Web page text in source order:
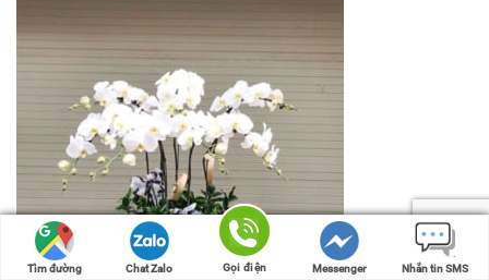
Tìm đường Chat Zalo Gọi điện Messenger Nhắn tin SMS
Tìm đường Chat Zalo Gọi điện Messenger Nhắn tin SMS